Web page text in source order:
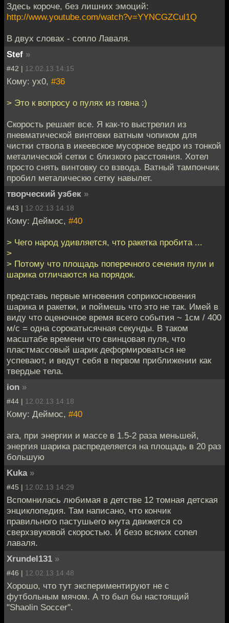
Здесь короче, без лишних эмоций:
http://www.youtube.com/watch?v=YYNCGZCul1Q
В двух словах - сопло Лаваля.
Stef »
#42 | 12.02.13 14:15
Кому: yx0, #36
> Это к вопросу о пулях из говна :)
Скорость решает все. Я как-то выстрелил из
пневматической винтовки ватным чопиком для
чистки ствола в икеевское мусорное ведро из тонкой
металической сетки с близкого расстояния. Хотел
просто снять винтовку со взвода. Ватный тампончик
пробил металическю сетку навылет.
творческий узбек »
#43 | 12.02.13 14:18
Кому: Деймос, #40
> Чего народ удивляется, что ракетка пробита ...
>
> Потому что площадь поперечного сечения пули и
шарика отличаются на порядок.
представь первые мгновения соприкосновения
шарика и ракетки, и поймешь что это не так. Имей в
виду что оценочное время всего события ~ 1см / 400
м/с = одна сорокатысячная секунды. В таком
масштабе времени что свинцовая пуля, что
пластмассовый шарик деформироваться не
успевают, и ведут себя в первом приближении как
твердые тела.
ion »
#44 | 12.02.13 14:18
Кому: Деймос, #40
ага, при энергии и массе в 1.5-2 раза меньшей,
энергия шарика распределяется на площадь в 20 раз
большую
Kuka »
#45 | 12.02.13 14:29
Вспомнилась любимая в детстве 12 томная детская
энциклопедия. Там написано, что кончик
правильного пастушьего кнута движется со
сверхзвуковой скоростью. И безо всяких сопел
лаваля.
Xrundel131 »
#46 | 12.02.13 14:48
Хорошо, что тут экспериментируют не с
футбольным мячом. А то был бы настоящий
"Shaolin Soccer".